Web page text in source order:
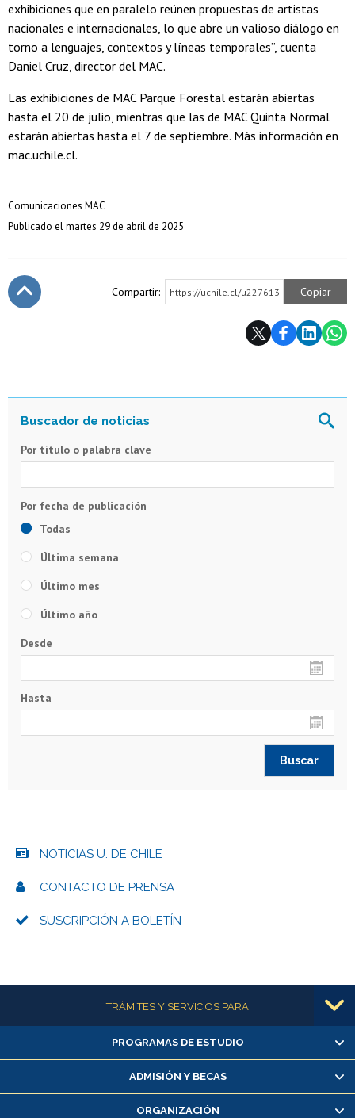
exhibiciones que en paralelo reúnen propuestas de artistas
nacionales e internacionales, lo que abre un valioso diálogo en
torno a lenguajes, contextos y líneas temporales”, cuenta
Daniel Cruz, director del MAC.
Las exhibiciones de MAC Parque Forestal estarán abiertas
hasta el 20 de julio, mientras que las de MAC Quinta Normal
estarán abiertas hasta el 7 de septiembre. Más información en
mac.uchile.cl.
Comunicaciones MAC
Publicado el martes 29 de abril de 2025
Compartir: https://uchile.cl/u227613 Copiar
Por título o palabra clave
Todas
Última semana
Último mes
Último año
Desde
Hasta
NOTICIAS U. DE CHILE
CONTACTO DE PRENSA
SUSCRIPCIÓN A BOLETÍN
Más informaciónTRÁMITES Y SERVICIOS PARA
Alumnas/os y exalumnas/os
Matrícula en línea
Inscripción y cambio de asignaturas
Consulta y certificado de notas
PROGRAMAS DE ESTUDIO
ADMISIÓN Y BECAS
ORGANIZACIÓN